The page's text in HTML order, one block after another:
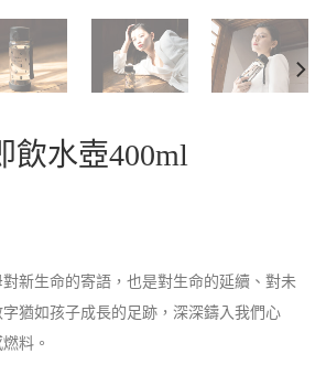
飲水壺400ml
對新生命的寄語，也是對生命的延續、對未
猶如孩子成長的足跡，深深鑄入我們心
料。